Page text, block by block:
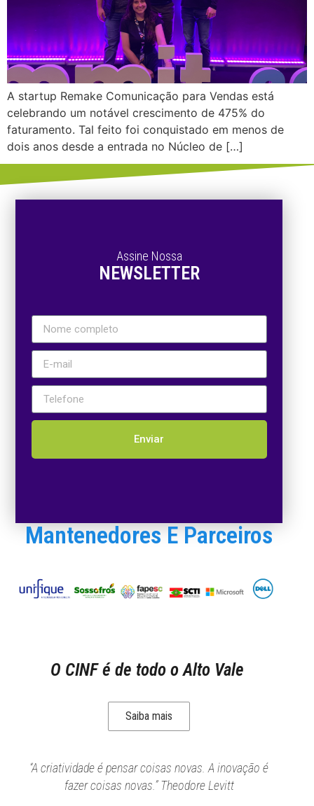
A startup Remake Comunicação para Vendas está
celebrando um notável crescimento de 475% do
faturamento. Tal feito foi conquistado em menos de
dois anos desde a entrada no Núcleo de […]
Assine Nossa
NEWSLETTER
Enviar
Mantenedores E Parceiros
O CINF é de todo o Alto Vale
Saiba mais
“A criatividade é pensar coisas novas. A inovação é
fazer coisas novas.” Theodore Levitt